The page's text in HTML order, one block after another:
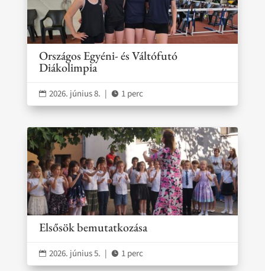
Országos Egyéni- és Váltófutó
Diákolimpia
 2026. június 8. |  1 perc
Elsősök bemutatkozása
 2026. június 5. |  1 perc